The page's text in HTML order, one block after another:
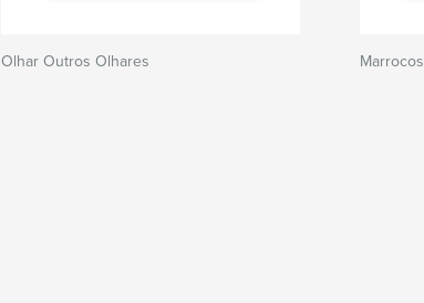
Olhar Outros Olhares Marrocos